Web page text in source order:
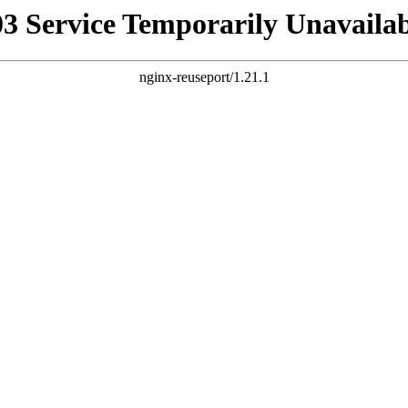
Service Temporarily
nginx-reuseport/1.21.1